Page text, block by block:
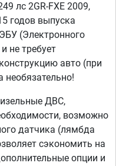
лс 2GR-FXE 2009,
годов выпуска
(Электронного
не требует
авто (при
необязательно!
ДВС,
возможно
датчика (лямбда
сэкономить на
опции и